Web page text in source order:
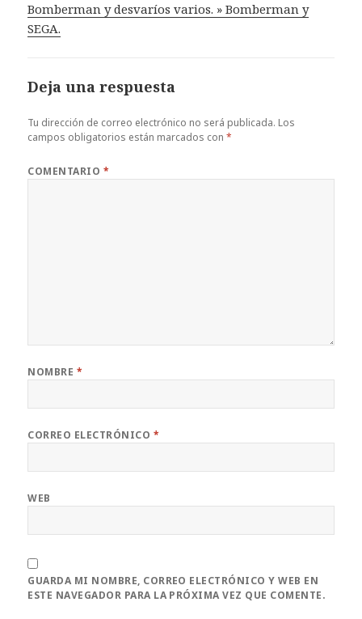
Bomberman y desvaríos varios. » Bomberman y
SEGA.
Deja una respuesta
Tu dirección de correo electrónico no será publicada. Los
campos obligatorios están marcados con*
COMENTARIO *
NOMBRE *
CORREO ELECTRÓNICO *
WEB
GUARDA MI NOMBRE, CORREO ELECTRÓNICO Y WEB EN
ESTE NAVEGADOR PARA LA PRÓXIMA VEZ QUE COMENTE.